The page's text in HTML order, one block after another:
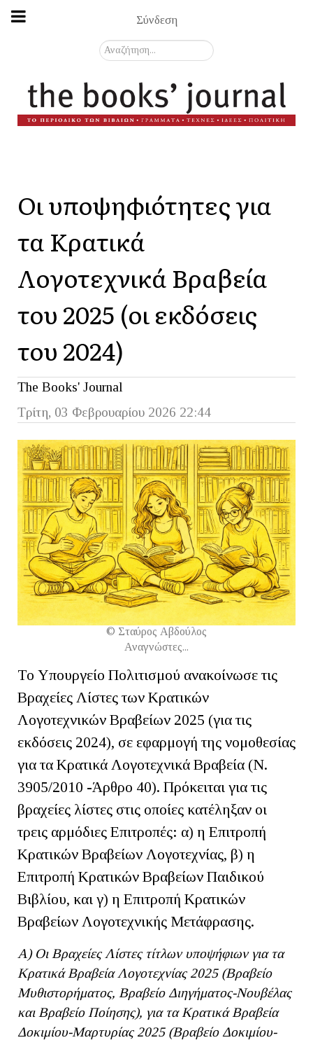
Σύνδεση
Αναζήτηση...
Οι υποψηφιότητες για
τα Κρατικά
Λογοτεχνικά Βραβεία
του 2025 (οι εκδόσεις
του 2024)
The Books' Journal
Τρίτη, 03 Φεβρουαρίου 2026 22:44
© Σταύρος Αβδούλος
Αναγνώστες...
Το Υπουργείο Πολιτισμού ανακοίνωσε τις
Βραχείες Λίστες των Κρατικών
Λογοτεχνικών Βραβείων 2025 (για τις
εκδόσεις 2024), σε εφαρμογή της νομοθεσίας
για τα Κρατικά Λογοτεχνικά Βραβεία (Ν.
3905/2010 -Άρθρο 40). Πρόκειται για τις
βραχείες λίστες στις οποίες κατέληξαν οι
τρεις αρμόδιες Επιτροπές: α) η Επιτροπή
Κρατικών Βραβείων Λογοτεχνίας, β) η
Επιτροπή Κρατικών Βραβείων Παιδικού
Βιβλίου, και γ) η Επιτροπή Κρατικών
Βραβείων Λογοτεχνικής Μετάφρασης.
Α) Οι Βραχείες Λίστες τίτλων υποψήφιων για τα
Κρατικά Βραβεία Λογοτεχνίας 2025 (Βραβείο
Μυθιστορήματος, Βραβείο Διηγήματος-Νουβέλας
και Βραβείο Ποίησης), για τα Κρατικά Βραβεία
Δοκιμίου-Μαρτυρίας 2025 (Βραβείο Δοκιμίου-